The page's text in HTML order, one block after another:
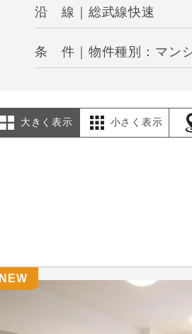
沿 線｜総武線快速
条 件｜物件種別：マン
大きく表示 小さく表示
NEW